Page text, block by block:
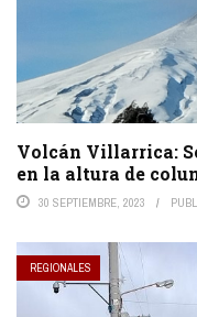
Volcán Villarrica:
en la altura de
30 SEPTIEMBRE, 2023
REGIONALES